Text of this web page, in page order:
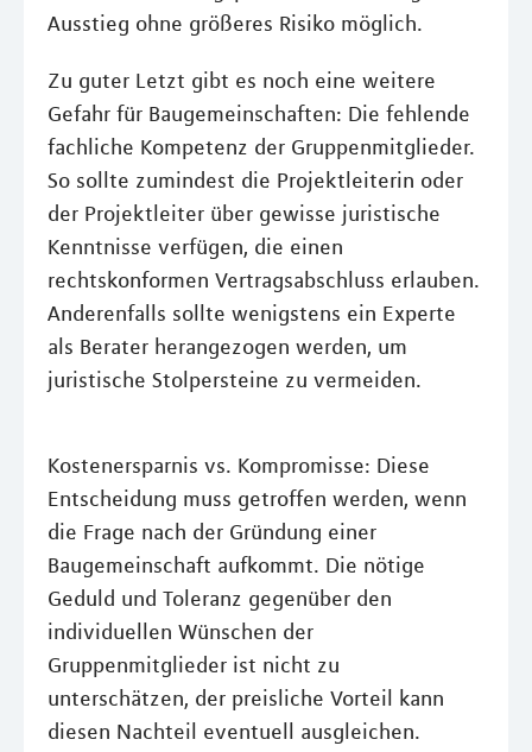
Ausstieg ohne größeres Risiko möglich.
Zu guter Letzt gibt es noch eine weitere
Gefahr für Baugemeinschaften: Die fehlende
fachliche Kompetenz der Gruppenmitglieder.
So sollte zumindest die Projektleiterin oder
der Projektleiter über gewisse juristische
Kenntnisse verfügen, die einen
rechtskonformen Vertragsabschluss erlauben.
Anderenfalls sollte wenigstens ein Experte
als Berater herangezogen werden, um
juristische Stolpersteine zu vermeiden.
Kostenersparnis vs. Kompromisse: Diese
Entscheidung muss getroffen werden, wenn
die Frage nach der Gründung einer
Baugemeinschaft aufkommt. Die nötige
Geduld und Toleranz gegenüber den
individuellen Wünschen der
Gruppenmitglieder ist nicht zu
unterschätzen, der preisliche Vorteil kann
diesen Nachteil eventuell ausgleichen.